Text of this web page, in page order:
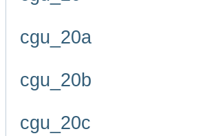
cgu_20a
cgu_20b
cgu_20c